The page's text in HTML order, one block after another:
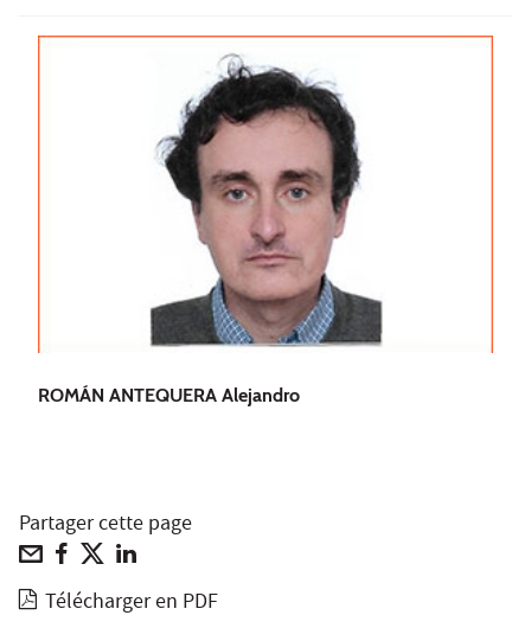
ROMÁN ANTEQUERA Alejandro
Partager cette page
Télécharger en PDF